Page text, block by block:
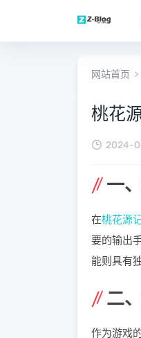
网站首页 >
桃花
2024-
一
在桃花源
要的输出
能则具有
二
作为游戏